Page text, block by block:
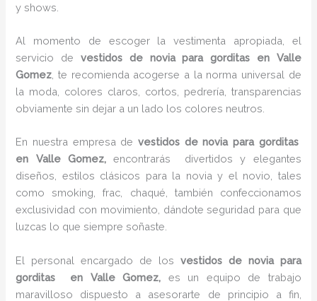
y shows.
Al momento de escoger la vestimenta apropiada, el
servicio de vestidos de novia para gorditas en Valle
Gomez , te recomienda acogerse a la norma universal de
la moda, colores claros, cortos, pedrería, transparencias
obviamente sin dejar a un lado los colores neutros.
En nuestra empresa de vestidos de novia para gorditas
en Valle Gomez, encontrarás
divertidos y elegantes
diseños, estilos clásicos para la novia y el novio, tales
como smoking, frac, chaqué, también confeccionamos
exclusividad con movimiento, dándote seguridad para que
luzcas lo que siempre soñaste.
El personal encargado de los vestidos de novia para
gorditas en Valle Gomez, es un equipo de trabajo
maravilloso dispuesto a asesorarte de principio a fin,